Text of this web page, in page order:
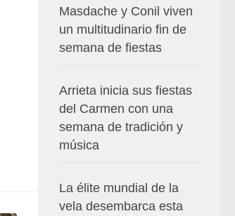
Masdache y Conil viven
un multitudinario fin de
semana de fiestas
Arrieta inicia sus fiestas
del Carmen con una
semana de tradición y
música
La élite mundial de la
vela desembarca esta